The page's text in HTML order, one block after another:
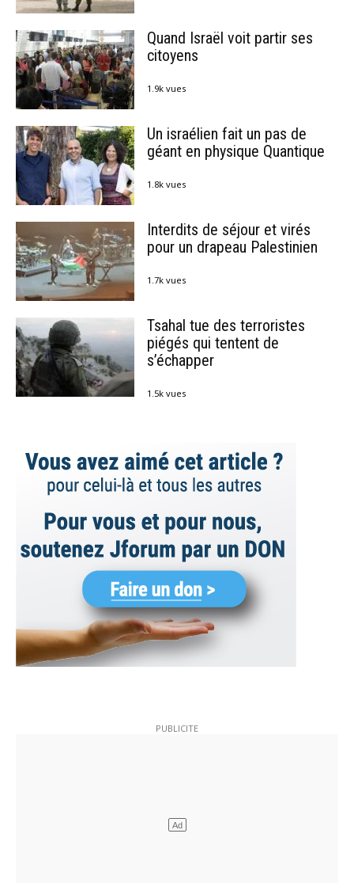
Quand Israël voit partir ses
citoyens
1.9k vues
Un israélien fait un pas de
géant en physique Quantique
1.8k vues
Interdits de séjour et virés
pour un drapeau Palestinien
1.7k vues
Tsahal tue des terroristes
piégés qui tentent de
s’échapper
1.5k vues